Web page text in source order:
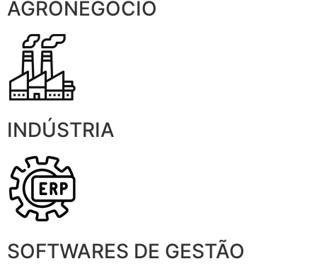
AGRONEGÓCIO
INDÚSTRIA
SOFTWARES DE GESTÃO